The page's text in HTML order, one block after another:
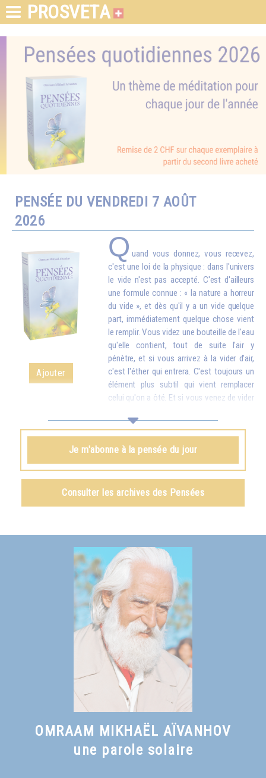
PROSVETA
PENSÉE DU VENDREDI 7 AOÛT
2026
Ajouter
Q uand vous donnez, vous recevez,
c'est une loi de la physique : dans l'univers
le vide n'est pas accepté. C'est d'ailleurs
une formule connue : « la nature a horreur
du vide », et dès qu'il y a un vide quelque
part, immédiatement quelque chose vient
le remplir. Vous videz une bouteille de l'eau
qu'elle contient, tout de suite l'air y
pénètre, et si vous arrivez à la vider d'air,
c'est l'éther qui entrera. C'est toujours un
élément plus subtil qui vient remplacer
celui qu'on a ôté. Et si vous venez de vider
les créatures, quelque chose d'en haut arrive tout de suite pour vous
remplir.
Omraam Mikhaël Aïvanhov
Voir le livreCréation artistique et création spirituelle,
Je m'abonne à la pensée du jour
Consulter les archives des Pensées
OMRAAM MIKHAËL AÏVANHOV
une parole solaire